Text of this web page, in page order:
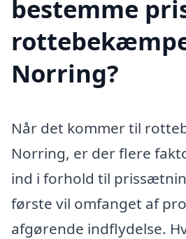
bestemme
Norring?
Når det kommer til
Norring, er der flere
ind i forhold til
første vil omfanget af
afgørende indflydelse.